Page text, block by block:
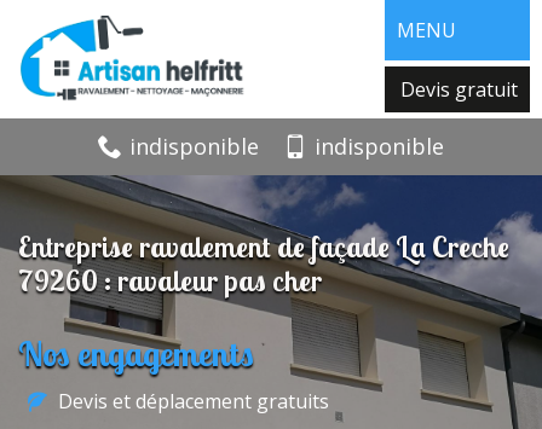
MENU
Devis gratuit
indisponible indisponible
Entreprise ravalement de façade La Creche
79260 : ravaleur pas cher
Nos engagements
Devis et déplacement gratuits